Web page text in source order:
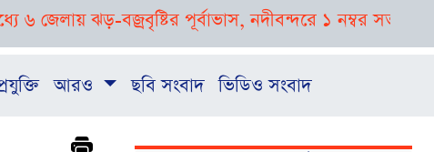
ঝড়-বজ্রবৃষ্টির পূর্বাভাস, নদীবন্দরে ১ নম্বর সতর্ক সংকেত
আরও ছবি সংবাদ ভিডিও সংবাদ